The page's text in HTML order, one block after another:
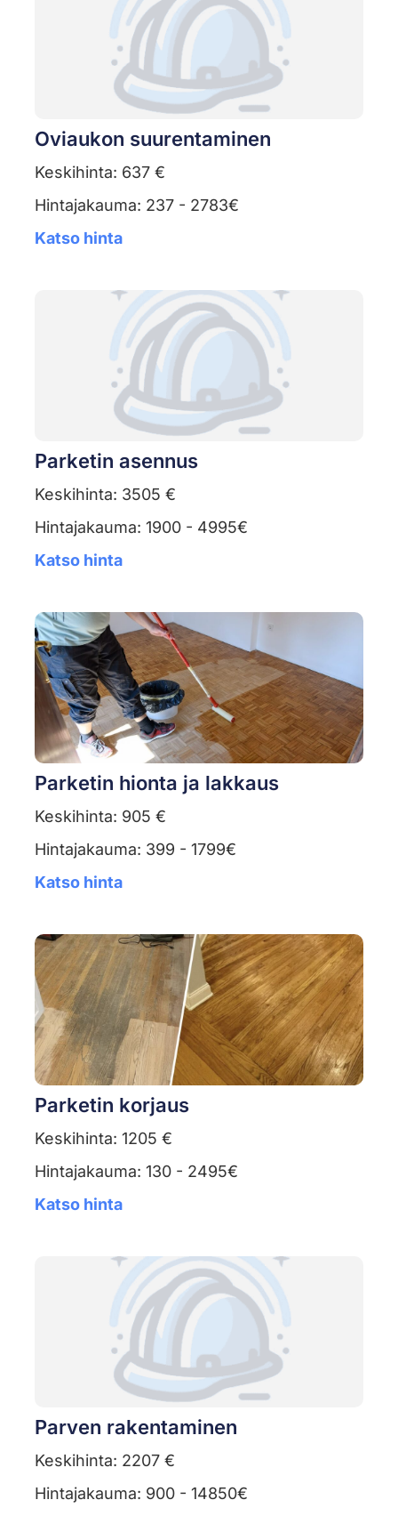
Oviaukon suurentaminen
Keskihinta: 637 €
Hintajakauma: 237 - 2783€
Katso hinta
Parketin asennus
Keskihinta: 3505 €
Hintajakauma: 1900 - 4995€
Katso hinta
Parketin hionta ja lakkaus
Keskihinta: 905 €
Hintajakauma: 399 - 1799€
Katso hinta
Parketin korjaus
Keskihinta: 1205 €
Hintajakauma: 130 - 2495€
Katso hinta
Parven rakentaminen
Keskihinta: 2207 €
Hintajakauma: 900 - 14850€